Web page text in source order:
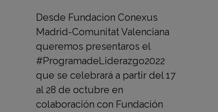
Desde Fundacion Conexus
Madrid-Comunitat Valenciana
queremos presentaros el
#ProgramadeLiderazgo2022
que se celebrará a partir del 17
al 28 de octubre en
colaboración con Fundación